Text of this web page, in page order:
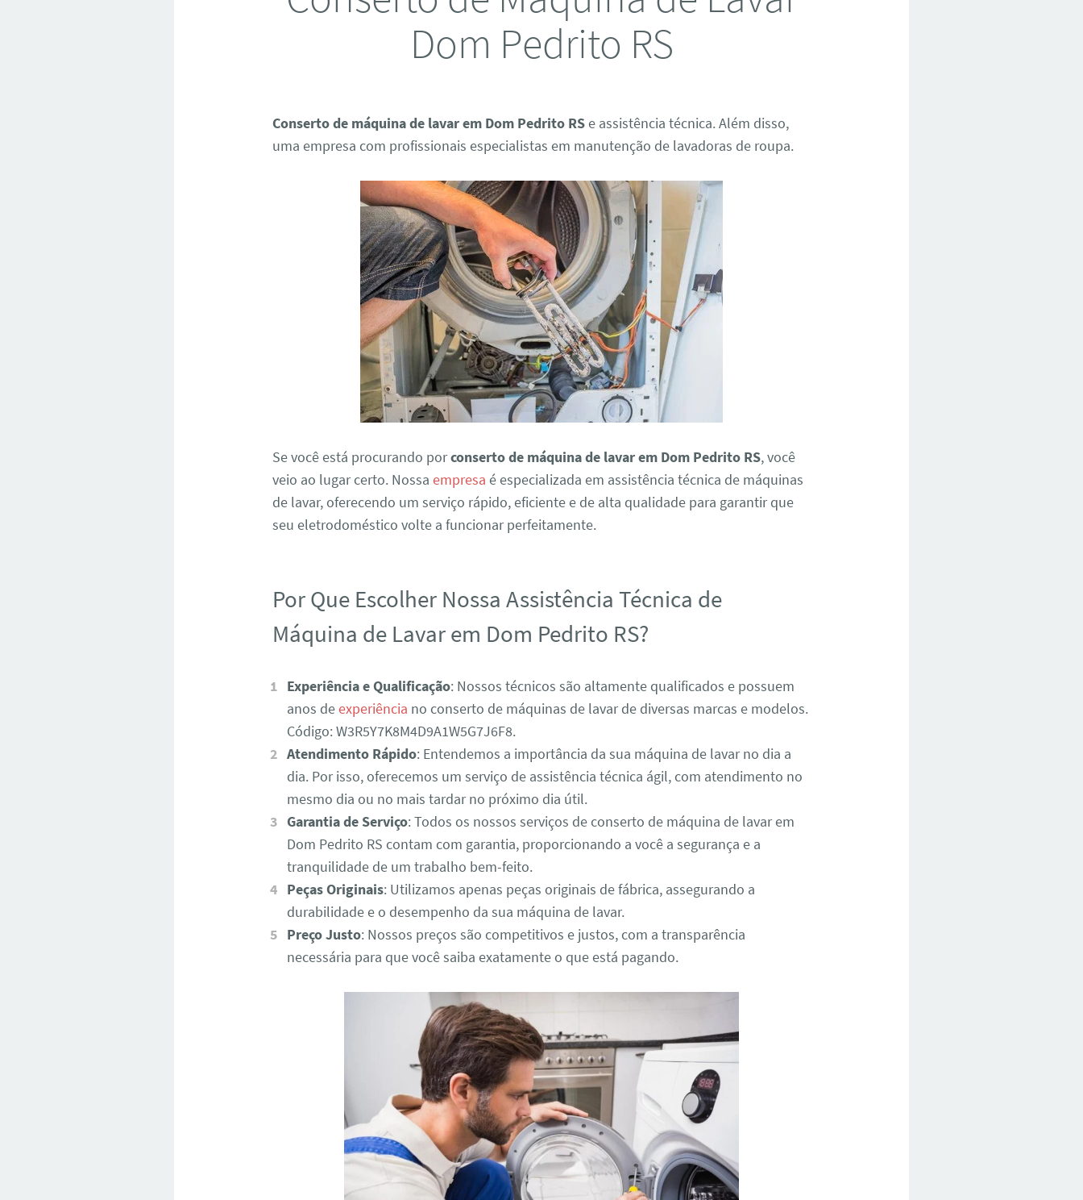
Dom Pedrito RS
Conserto de máquina de lavar em Dom Pedrito RSe assistência técnica. Além disso,
uma empresa com profissionais especialistas em manutenção de lavadoras de roupa.
Se você está procurando porconserto de máquina de lavar em Dom Pedrito RS, você
veio ao lugar certo. Nossaempresa é especializada em assistência técnica de máquinas
de lavar, oferecendo um serviço rápido, eficiente e de alta qualidade para garantir que
seu eletrodoméstico volte a funcionar perfeitamente.
Por Que Escolher Nossa Assistência Técnica de
Máquina de Lavar em Dom Pedrito RS?
Experiência e Qualificação: Nossos técnicos são altamente qualificados e possuem
anos deexperiência no conserto de máquinas de lavar de diversas marcas e modelos.
Código: W3R5Y7K8M4D9A1W5G7J6F8.
Atendimento Rápido: Entendemos a importância da sua máquina de lavar no dia a
dia. Por isso, oferecemos um serviço de assistência técnica ágil, com atendimento no
mesmo dia ou no mais tardar no próximo dia útil.
Garantia de Serviço: Todos os nossos serviços de conserto de máquina de lavar em
Dom Pedrito RS contam com garantia, proporcionando a você a segurança e a
tranquilidade de um trabalho bem-feito.
Peças Originais: Utilizamos apenas peças originais de fábrica, assegurando a
durabilidade e o desempenho da sua máquina de lavar.
Preço Justo: Nossos preços são competitivos e justos, com a transparência
necessária para que você saiba exatamente o que está pagando.